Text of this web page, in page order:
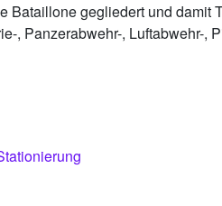
Bataillone gegliedert und damit
, Panzerabwehr-, Luftabwehr-,